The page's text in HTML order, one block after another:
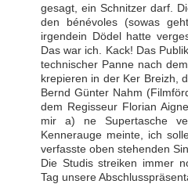
gesagt, ein Schnitzer darf.
den bénévoles (sowas
irgendein Dödel hatte
Das war ich. Kack! Das
technischer Panne nach
krepieren in der Ker Breizh,
Bernd Günter Nahm
dem Regisseur Florian
mir a) ne Supertasche
Kennerauge meinte, ich
verfasste oben stehenden
Die Studis streiken immer
Tag unsere